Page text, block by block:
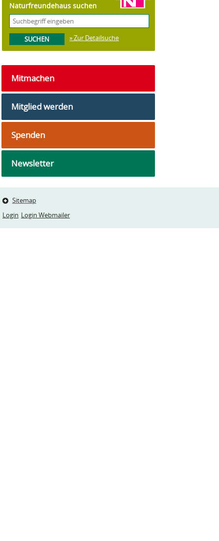
Naturfreundehaus suchen
» Zur Detailsuche
Mitmachen
Mitglied werden
Spenden
Newsletter
Sitemap
Login Login Webmailer